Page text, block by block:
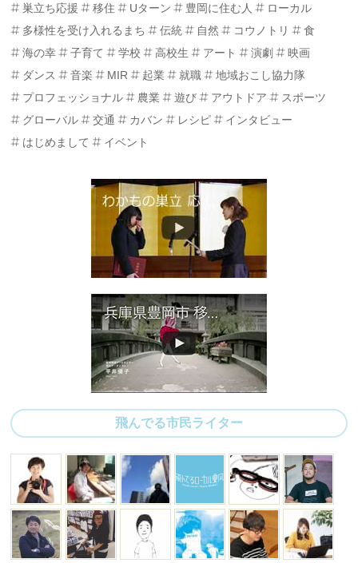
巣立ち応援
移住 Uターン 豊岡に住む人
ローカル
多様性を受け入れるまち
伝統 自然 コウノトリ
食
海の幸
子育て 学校 高校生 アート 演劇
映画
ダンス
音楽 MIR 起業 就職
地域おこし協力隊
プロフェッショナル
農業 遊び アウトドア
スポーツ
グローバル
交通 カバン レシピ
インタビュー
はじめまして
イベント
飛んでる市民ライター